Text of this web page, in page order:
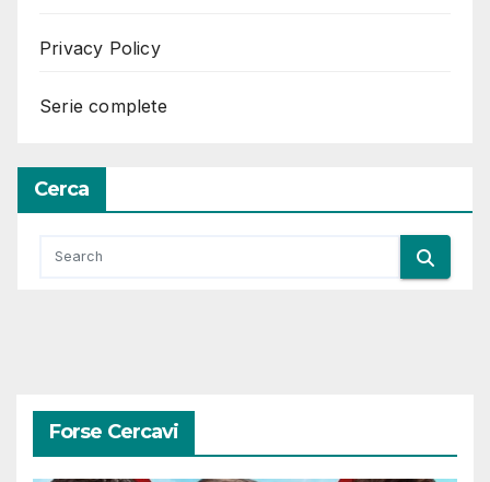
Privacy Policy
Serie complete
Cerca
Forse Cercavi